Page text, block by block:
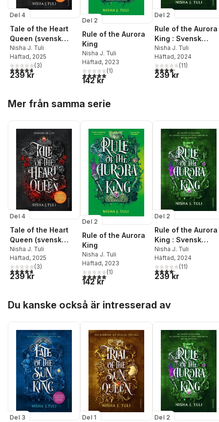
Del 4
Tale of the Heart
Queen (svensk
utgåva)
Nisha J. Tuli
Häftad, 2025
4,7utav 5 stjärnor. Totalt antal röster:
(3)
239 kr
Del 2
Rule of the Aurora
King
Nisha J. Tuli
Häftad, 2023
5,0utav 5 stjärnor. Totalt antal röster:
(1)
142 kr
Del 2
Rule of the Aurora
King : Svensk
utgåva
Nisha J. Tuli
Häftad, 2024
4,2utav 5 stjärnor.
(11)
239 kr
Mer från samma serie
Del 4
Tale of the Heart
Queen (svensk
utgåva)
Nisha J. Tuli
Häftad, 2025
4,7utav 5 stjärnor. Totalt antal röster:
(3)
239 kr
Del 2
Rule of the Aurora
King
Nisha J. Tuli
Häftad, 2023
5,0utav 5 stjärnor. Totalt antal röster:
(1)
142 kr
Del 2
Rule of the Aurora
King : Svensk
utgåva
Nisha J. Tuli
Häftad, 2024
4,2utav 5 stjärnor.
(11)
239 kr
Du kanske också är intresserad av
Del 3 Del 1 Del 2